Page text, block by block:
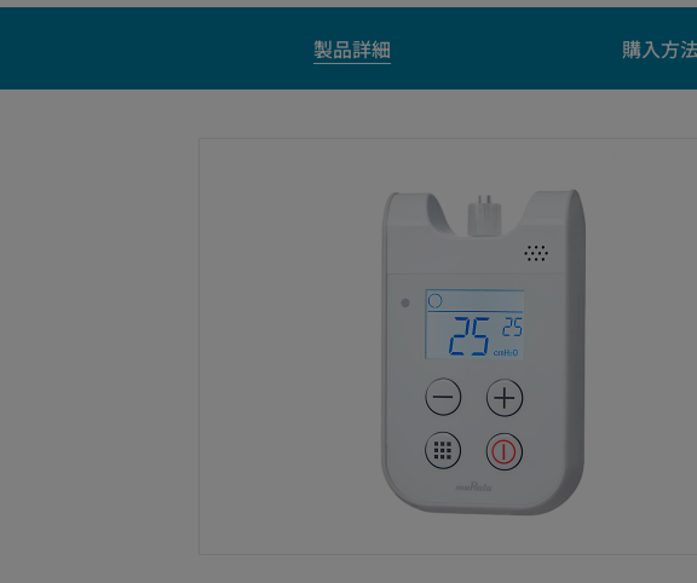
製品詳細 購入方